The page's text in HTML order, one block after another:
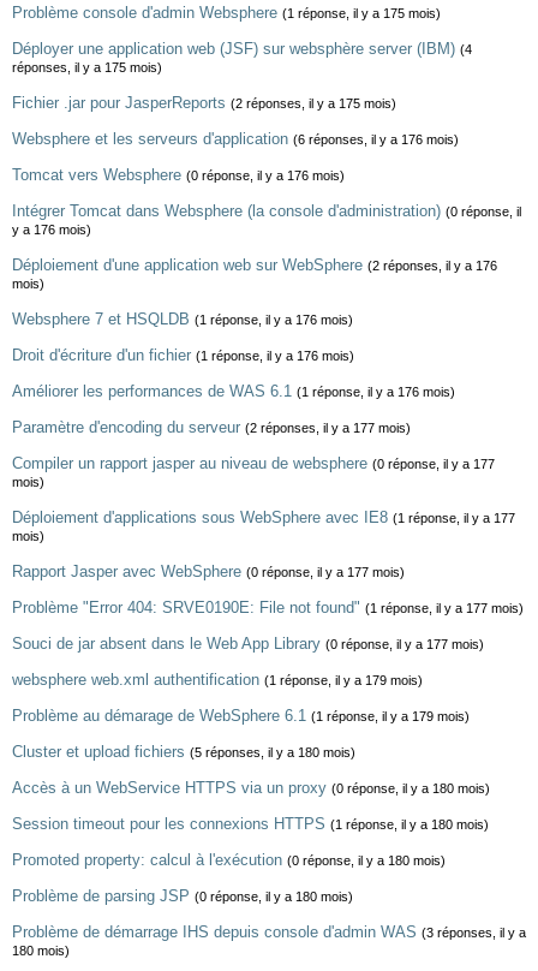
Problème console d'admin Websphere (1 réponse, il y a 175 mois)
Déployer une application web (JSF) sur websphère server (IBM) (4
réponses, il y a 175 mois)
Fichier .jar pour JasperReports (2 réponses, il y a 175 mois)
Websphere et les serveurs d'application (6 réponses, il y a 176 mois)
Tomcat vers Websphere (0 réponse, il y a 176 mois)
Intégrer Tomcat dans Websphere (la console d'administration) (0 réponse, il
y a 176 mois)
Déploiement d'une application web sur WebSphere (2 réponses, il y a 176
mois)
Websphere 7 et HSQLDB (1 réponse, il y a 176 mois)
Droit d'écriture d'un fichier (1 réponse, il y a 176 mois)
Améliorer les performances de WAS 6.1 (1 réponse, il y a 176 mois)
Paramètre d'encoding du serveur (2 réponses, il y a 177 mois)
Compiler un rapport jasper au niveau de websphere (0 réponse, il y a 177
mois)
Déploiement d'applications sous WebSphere avec IE8 (1 réponse, il y a 177
mois)
Rapport Jasper avec WebSphere (0 réponse, il y a 177 mois)
Problème "Error 404: SRVE0190E: File not found" (1 réponse, il y a 177 mois)
Souci de jar absent dans le Web App Library (0 réponse, il y a 177 mois)
websphere web.xml authentification (1 réponse, il y a 179 mois)
Problème au démarage de WebSphere 6.1 (1 réponse, il y a 179 mois)
Cluster et upload fichiers (5 réponses, il y a 180 mois)
Accès à un WebService HTTPS via un proxy (0 réponse, il y a 180 mois)
Session timeout pour les connexions HTTPS (1 réponse, il y a 180 mois)
Promoted property: calcul à l'exécution (0 réponse, il y a 180 mois)
Problème de parsing JSP (0 réponse, il y a 180 mois)
Problème de démarrage IHS depuis console d'admin WAS (3 réponses, il y a
180 mois)